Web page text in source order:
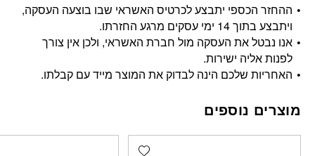
ההחזר הכספי יתבצע לכרטיס האשראי שבו בוצעה העסקה,
ויתבצע בתוך 14 ימי עסקים מרגע החזרתו.
אנו נבטל את העסקה מול חברת האשראי, ולכן אין צורך
לפנות אליה ישירות.
האחריות שלכם הינה לבדוק את המוצר מייד עם קבלתו.
מוצרים נוספים
Add wishlist